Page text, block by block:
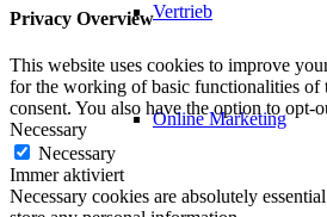
Vertrieb
Online Marketing
Privacy Overview
This website uses cookies to improve
for the working of basic functionalities of
consent. You also have the option to
Necessary
Necessary
Immer aktiviert
Necessary cookies are absolutely